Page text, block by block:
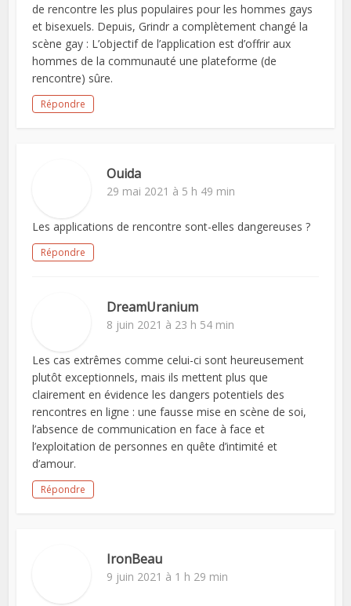
de rencontre les plus populaires pour les hommes gays
et bisexuels. Depuis, Grindr a complètement changé la
scène gay : L’objectif de l’application est d’offrir aux
hommes de la communauté une plateforme (de
rencontre) sûre.
Répondre
Ouida
29 mai 2021 à 5 h 49 min
Les applications de rencontre sont-elles dangereuses ?
Répondre
DreamUranium
8 juin 2021 à 23 h 54 min
Les cas extrêmes comme celui-ci sont heureusement
plutôt exceptionnels, mais ils mettent plus que
clairement en évidence les dangers potentiels des
rencontres en ligne : une fausse mise en scène de soi,
l’absence de communication en face à face et
l’exploitation de personnes en quête d’intimité et
d’amour.
Répondre
IronBeau
9 juin 2021 à 1 h 29 min